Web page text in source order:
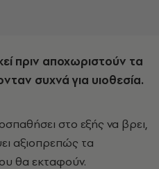
πριν αποχωριστούν τα
συχνά για υιοθεσία.
στο εξής να βρει,
αξιοπρεπώς τα
θα εκταφούν.